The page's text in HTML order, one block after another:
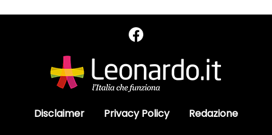
Disclaimer Privacy Policy Redazione